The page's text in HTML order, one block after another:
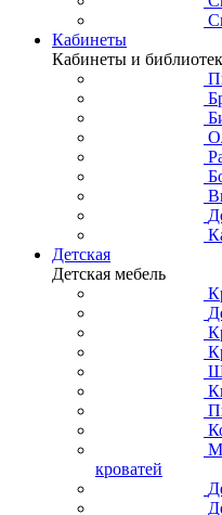
Кабинеты
Кабинеты и
Детская
Детская мебель
кроватей